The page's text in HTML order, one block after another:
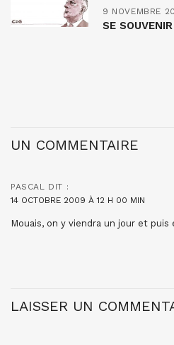
9 NOVEMBRE
SE
UN COMMENTAIRE
PASCAL DIT :
14 OCTOBRE 2009 À 12 H 00 MIN
Mouais, on y viendra un jour et
LAISSER UN